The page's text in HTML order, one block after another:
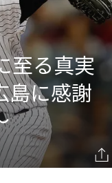
至る真実
島に感謝